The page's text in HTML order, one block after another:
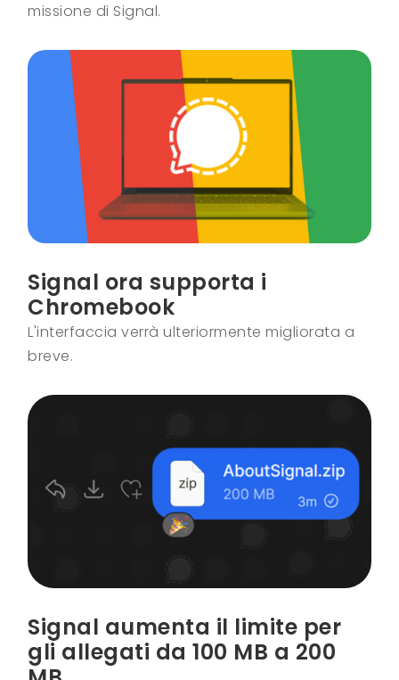
missione di Signal.
Signal ora supporta i
Chromebook
L'interfaccia verrà ulteriormente migliorata a
breve.
Signal aumenta il limite per
gli allegati da 100 MB a 200